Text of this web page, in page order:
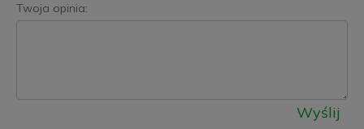
Twoja opinia:
Wyślij